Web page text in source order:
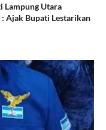
Lampung Utara
: Ajak Bupati Lestarikan